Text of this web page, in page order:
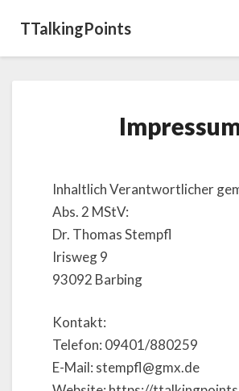
TTalkingPoints
Inhaltlich Verantwortlicher
Abs. 2 MStV:
Dr. Thomas Stempfl
Irisweg 9
93092 Barbing
Kontakt:
Telefon: 09401/880259
E-Mail: stempfl@gmx.de